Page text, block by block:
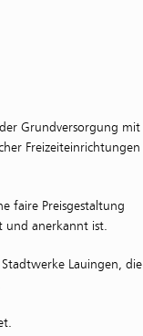
Grundversorgung mit
Freizeiteinrichtungen
faire Preisgestaltung
und anerkannt ist.
Lauingen, die